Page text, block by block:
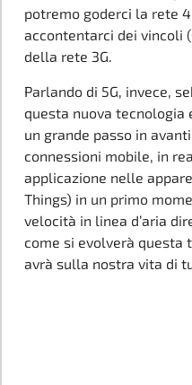
potremo goderci la rete
accontentarci dei vincoli
della rete 3G.
Parlando di 5G, invece,
questa nuova tecnologia
un grande passo in
connessioni mobile, in
applicazione nelle
Things) in un primo
velocità in linea d’aria
come si evolverà questa
avrà sulla nostra vita di